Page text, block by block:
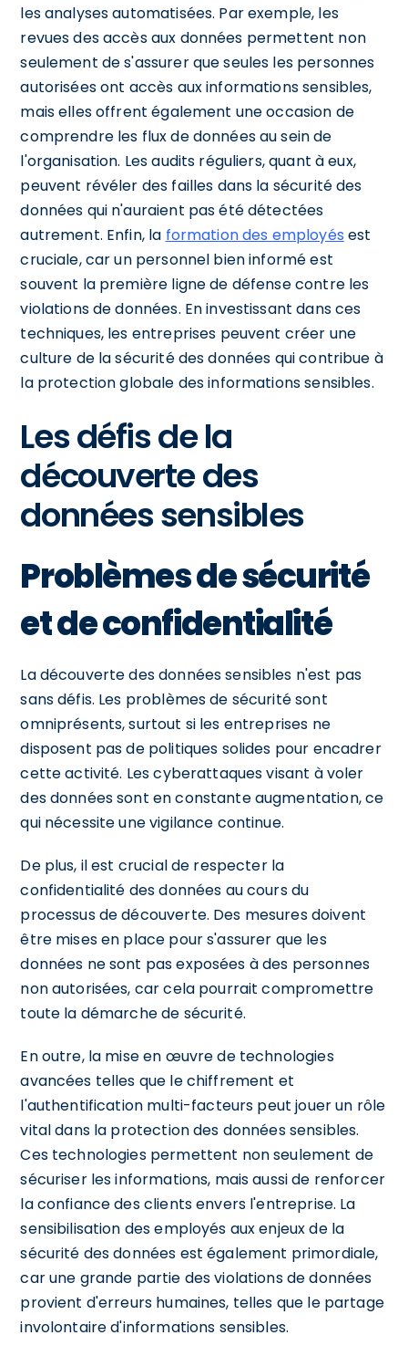
les analyses automatisées. Par exemple, les
revues des accès aux données permettent non
seulement de s'assurer que seules les personnes
autorisées ont accès aux informations sensibles,
mais elles offrent également une occasion de
comprendre les flux de données au sein de
l'organisation. Les audits réguliers, quant à eux,
peuvent révéler des failles dans la sécurité des
données qui n'auraient pas été détectées
autrement. Enfin, la formation des employés est
cruciale, car un personnel bien informé est
souvent la première ligne de défense contre les
violations de données. En investissant dans ces
techniques, les entreprises peuvent créer une
culture de la sécurité des données qui contribue à
la protection globale des informations sensibles.
Les défis de la
découverte des
données sensibles
Problèmes de sécurité
et de confidentialité
La découverte des données sensibles n'est pas
sans défis. Les problèmes de sécurité sont
omniprésents, surtout si les entreprises ne
disposent pas de politiques solides pour encadrer
cette activité. Les cyberattaques visant à voler
des données sont en constante augmentation, ce
qui nécessite une vigilance continue.
De plus, il est crucial de respecter la
confidentialité des données au cours du
processus de découverte. Des mesures doivent
être mises en place pour s'assurer que les
données ne sont pas exposées à des personnes
non autorisées, car cela pourrait compromettre
toute la démarche de sécurité.
En outre, la mise en œuvre de technologies
avancées telles que le chiffrement et
l'authentification multi-facteurs peut jouer un rôle
vital dans la protection des données sensibles.
Ces technologies permettent non seulement de
sécuriser les informations, mais aussi de renforcer
la confiance des clients envers l'entreprise. La
sensibilisation des employés aux enjeux de la
sécurité des données est également primordiale,
car une grande partie des violations de données
provient d'erreurs humaines, telles que le partage
involontaire d'informations sensibles.